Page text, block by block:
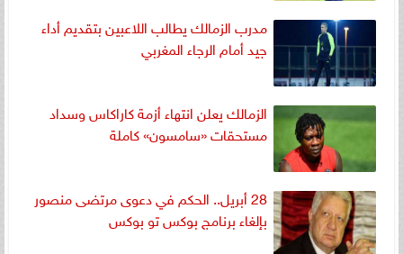
مدرب الزمالك يطالب اللاعبين بتقديم أداء
جيد أمام الرجاء المغربي
الزمالك يعلن انتهاء أزمة كاراكاس وسداد
مستحقات «سامسون» كاملة
28 أبريل.. الحكم في دعوى مرتضى منصور
بإلغاء برنامج بوكس تو بوكس